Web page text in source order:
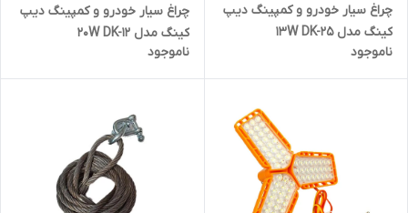
چراغ سیار خودرو و کمپینگ دیپ
کینگ مدل 13W DK-25
ناموجود
چراغ سیار خودرو و کمپینگ دیپ
کینگ مدل 20W DK-12
ناموجود